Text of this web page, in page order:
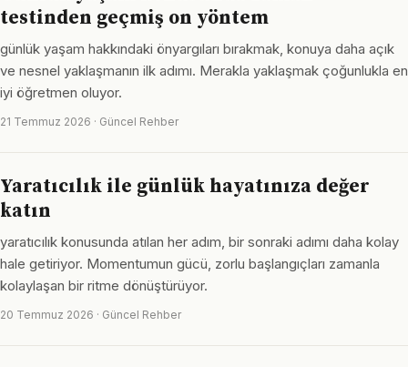
testinden geçmiş on yöntem
günlük yaşam hakkındaki önyargıları bırakmak, konuya daha açık
ve nesnel yaklaşmanın ilk adımı. Merakla yaklaşmak çoğunlukla en
iyi öğretmen oluyor.
21 Temmuz 2026 · Güncel Rehber
Yaratıcılık ile günlük hayatınıza değer
katın
yaratıcılık konusunda atılan her adım, bir sonraki adımı daha kolay
hale getiriyor. Momentumun gücü, zorlu başlangıçları zamanla
kolaylaşan bir ritme dönüştürüyor.
20 Temmuz 2026 · Güncel Rehber